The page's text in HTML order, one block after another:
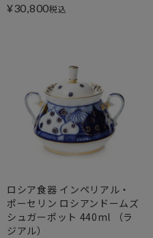
¥30,800税込
ロシア食器 インペリアル・
ポーセリン ロシアンドームズ
シュガーポット 440ml （ラ
ジアル）